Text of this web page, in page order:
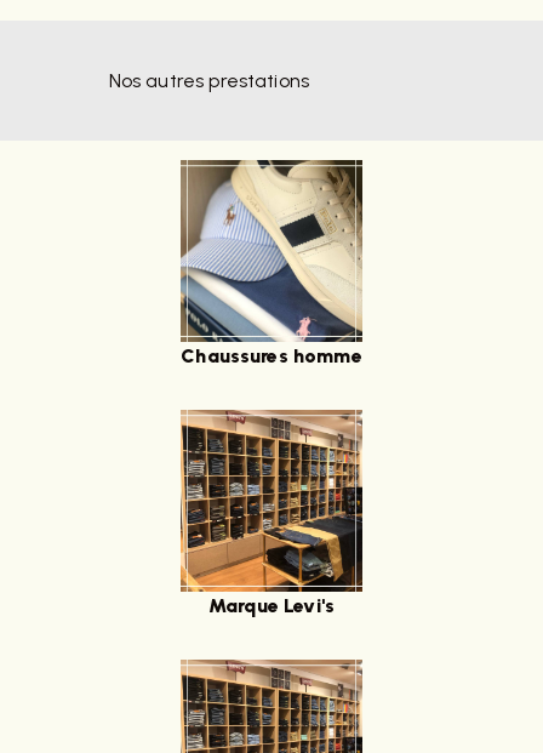
Nos autres prestations
Chaussures homme
Marque Levi's